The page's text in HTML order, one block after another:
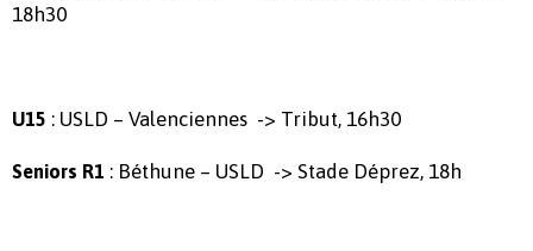
18h30
U15 : USLD – Valenciennes -> Tribut, 16h30
Seniors R1 : Béthune – USLD -> Stade Déprez, 18h